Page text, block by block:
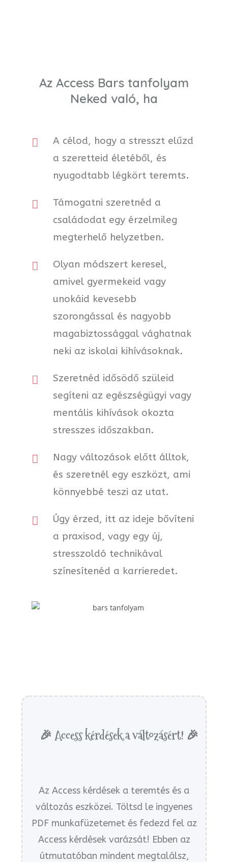
Az Access Bars tanfolyam
Neked való, ha
A célod, hogy a stresszt elűzd
a szeretteid életéből, és
nyugodtabb légkört teremts.
Támogatni szeretnéd a
családodat egy érzelmileg
megterhelő helyzetben.
Olyan módszert keresel,
amivel gyermekeid vagy
unokáid kevesebb
szorongással és nagyobb
magabiztossággal vághatnak
neki az iskolai kihívásoknak.
Szeretnéd idősödő szüleid
segíteni az egészségügyi vagy
mentális kihívások okozta
stresszes időszakban.
Nagy változások előtt álltok,
és szeretnél egy eszközt, ami
könnyebbé teszi az utat.
Úgy érzed, itt az ideje bővíteni
a praxisod, vagy egy új,
stresszoldó technikával
színesítenéd a karrieredet.
🎉 Access kérdések a változásért! 🎉
Az Access kérdések a teremtés és a
változás eszközei. Töltsd le ingyenes
PDF munkafüzetemet és fedezd fel az
Access kérdések varázsát! Ebben az
útmutatóban mindent megtalálsz,